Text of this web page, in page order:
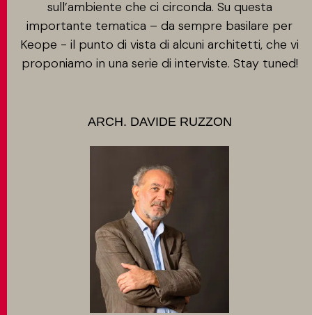
MAGAZINE
EVENTI
AREA RISERVATA
sull’ambiente che ci circonda. Su questa
importante tematica – da sempre basilare per
Keope - il punto di vista di alcuni architetti, che vi
proponiamo in una serie di interviste. Stay tuned!
ARCH. DAVIDE RUZZON